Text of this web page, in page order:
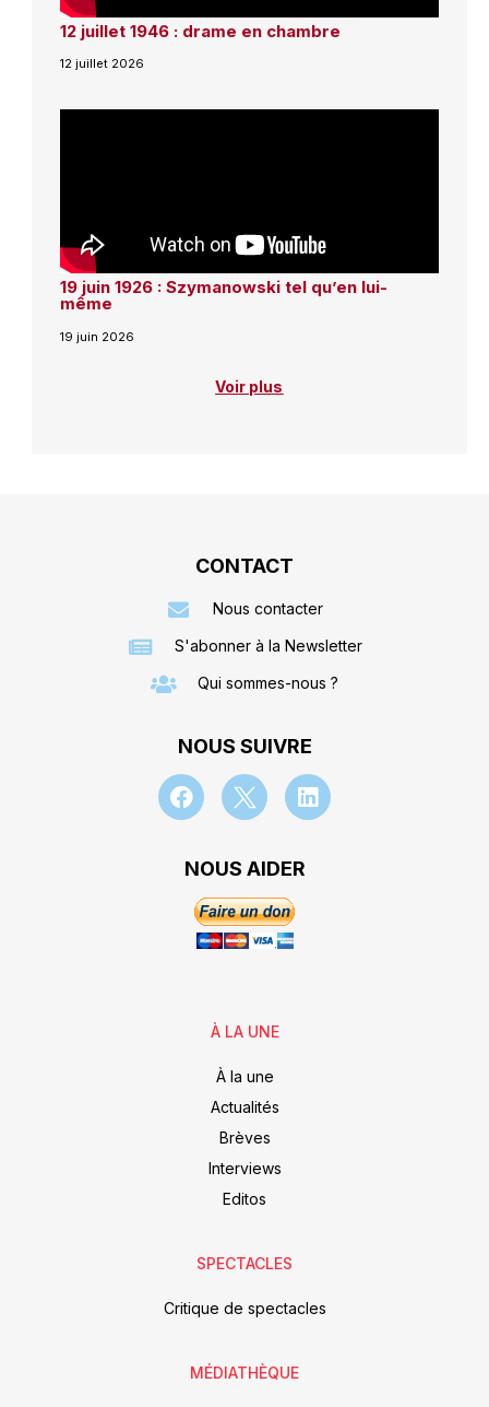
12 juillet 1946 : drame en chambre
12 juillet 2026
19 juin 1926 : Szymanowski tel qu’en lui-
même
19 juin 2026
Voir plus
CONTACT
Nous contacter
S'abonner à la Newsletter
Qui sommes-nous ?
NOUS SUIVRE
NOUS AIDER
À LA UNE
À la une
Actualités
Brèves
Interviews
Editos
SPECTACLES
Critique de spectacles
MÉDIATHÈQUE